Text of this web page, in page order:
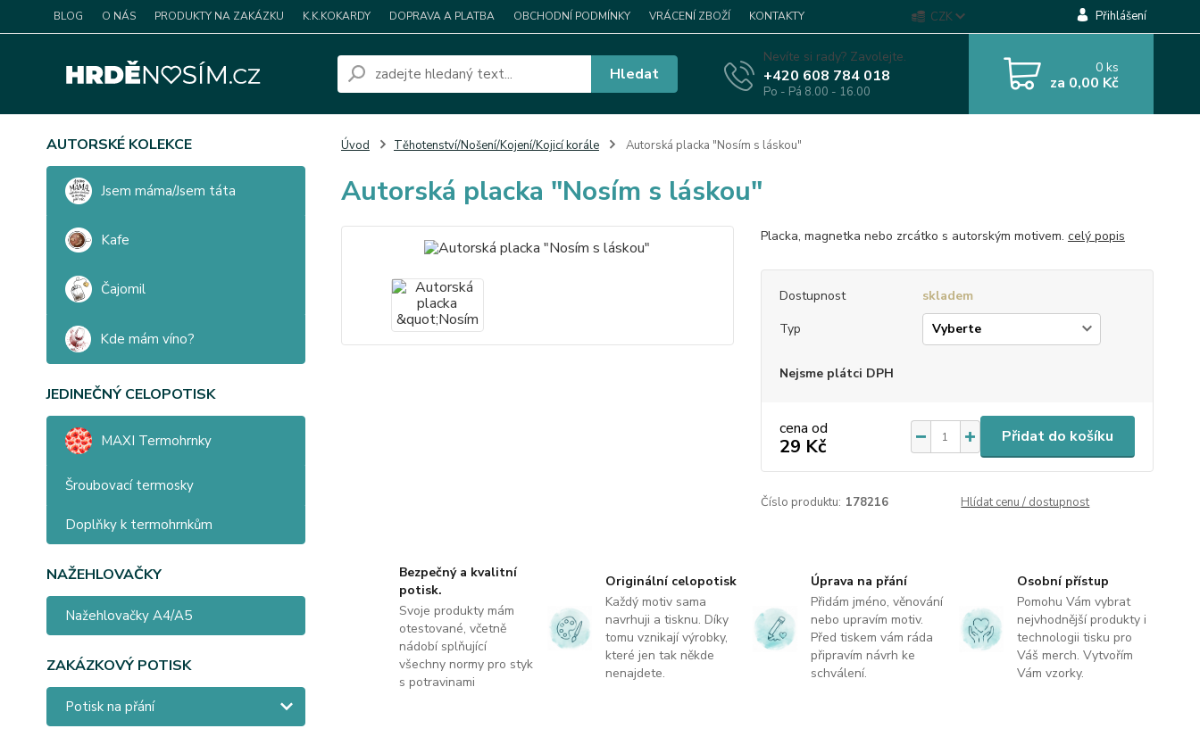
BLOG O NÁS PRODUKTY NA ZAKÁZKU K.K.KOKARDY DOPRAVA A PLATBA OBCHODNÍ PODMÍNKY VRÁCENÍ ZBOŽÍ KONTAKTY CZK Přihlášení
Hledat
Nevíte si rady? Zavolejte.
+420 608 784 018
Po - Pá 8.00 - 16.00
0ks
za 0,00 Kč
AUTORSKÉ KOLEKCE
Jsem máma/Jsem táta
Kafe
Čajomil
Kde mám víno?
JEDINEČNÝ CELOPOTISK
MAXI Termohrnky
Šroubovací termosky
Doplňky k termohrnkům
NAŽEHLOVAČKY
Nažehlovačky A4/A5
ZAKÁZKOVÝ POTISK
Potisk na přání
Úvod Těhotenství/Nošení/Kojení/Kojicí korále Autorská placka "Nosím s láskou"
Autorská placka "Nosím s láskou"
Placka, magnetka nebo zrcátko s autorským motivem. celý popis
Dostupnost
skladem
Typ
Nejsme plátci DPH
cena od
29 Kč Přidat do košíku
Číslo produktu: 178216 Hlídat cenu / dostupnost
Bezpečný a kvalitní
potisk.
Svoje produkty mám
otestované, včetně
nádobí splňující
všechny normy pro styk
s potravinami
Originální celopotisk
Každý motiv sama
navrhuji a tisknu. Díky
tomu vznikají výrobky,
které jen tak někde
nenajdete.
Úprava na přání
Přidám jméno, věnování
nebo upravím motiv.
Před tiskem vám ráda
připravím návrh ke
schválení.
Osobní přístup
Pomohu Vám vybrat
nejvhodnější produkty i
technologii tisku pro
Váš merch. Vytvořím
Vám vzorky.